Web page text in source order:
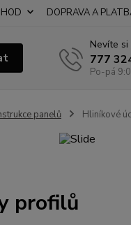
DOPRAVA A
Nevíte
777
Po-pá
panelů Hliníkové
profilů